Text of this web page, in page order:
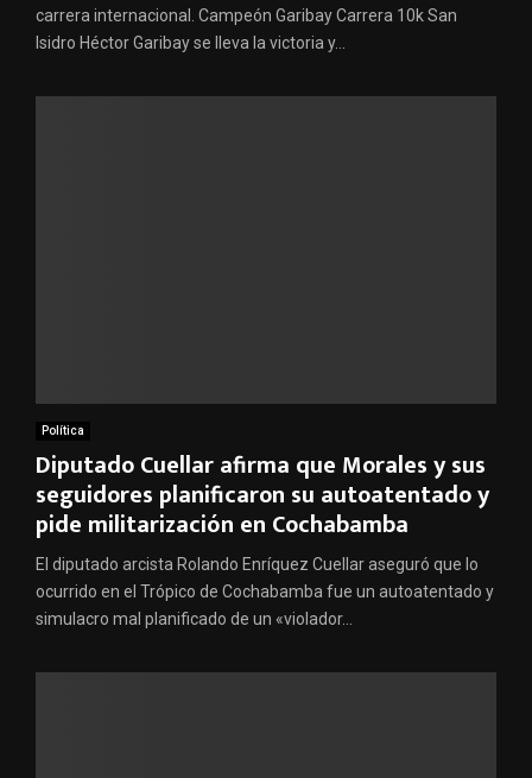
carrera internacional. Campeón Garibay Carrera 10k San
Isidro Héctor Garibay se lleva la victoria y...
Política
Diputado Cuellar afirma que Morales y sus
seguidores planificaron su autoatentado y
pide militarización en Cochabamba
El diputado arcista Rolando Enríquez Cuellar aseguró que lo
ocurrido en el Trópico de Cochabamba fue un autoatentado y
simulacro mal planificado de un «violador...